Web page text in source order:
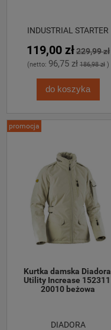
INDUSTRIAL STARTER
119,00 zł229,99 zł
(netto: 96,75 zł 186,98 zł)
do koszyka
Kurtka damska Diadora
Utility Increase 152311
20010 beżowa
DIADORA
promocja